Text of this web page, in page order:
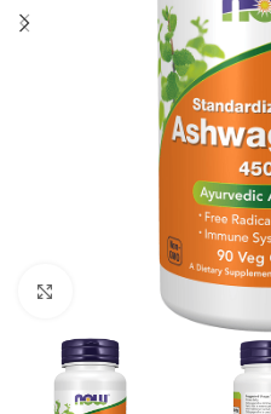
Click to enlarge